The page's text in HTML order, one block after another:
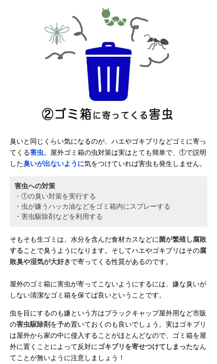
臭いと同じくらい気になるのが、ハエやゴキブリなどゴミに寄っ
てくる害虫。屋外ゴミ箱の虫対策は実はとても簡単で、①で説明
した臭いが出ないように気をつけていれば害虫も発生しません。
害虫への対策
・①の臭い対策を実行する
・虫が嫌うハッカ油などをゴミ箱内にスプレーする
・害虫駆除剤などを利用する
そもそも生ゴミは、水分を含んだ食材カスなどに菌が繁殖し腐敗
することで臭うようになります。そしてハエやゴキブリはその腐
敗臭や湿気が大好きで寄ってくる性質があるのです。
屋外のゴミ箱に害虫が寄ってこないようにするには、嫌な臭いが
しない清潔なゴミ箱を保てば良いということです。
虫を目にするのも嫌という方はブラックキャップ屋外用など市販
の害虫駆除剤を予め置いておくのも良いでしょう。実はゴキブリ
は屋外から家の中に侵入することがほとんどなので、ゴミ箱を屋
外に置くことによって反対に ゴキブリを寄せつけてしまったなん
てことが無いように注意しましょう！